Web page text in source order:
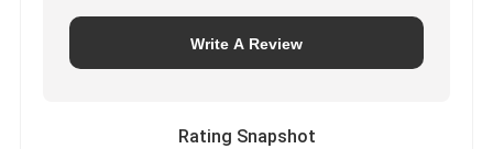
Write A Review
Rating Snapshot